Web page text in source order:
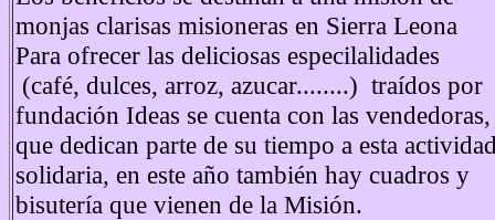
monjas clarisas misioneras en Sierra Leona
Para ofrecer las deliciosas especilalidades
(café, dulces, arroz, azucar........) traídos por
fundación Ideas se cuenta con las vendedoras,
que dedican parte de su tiempo a esta
solidaria, en este año también hay cuadros y
bisutería que vienen de la Misión.